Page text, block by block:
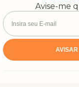
Avise-me